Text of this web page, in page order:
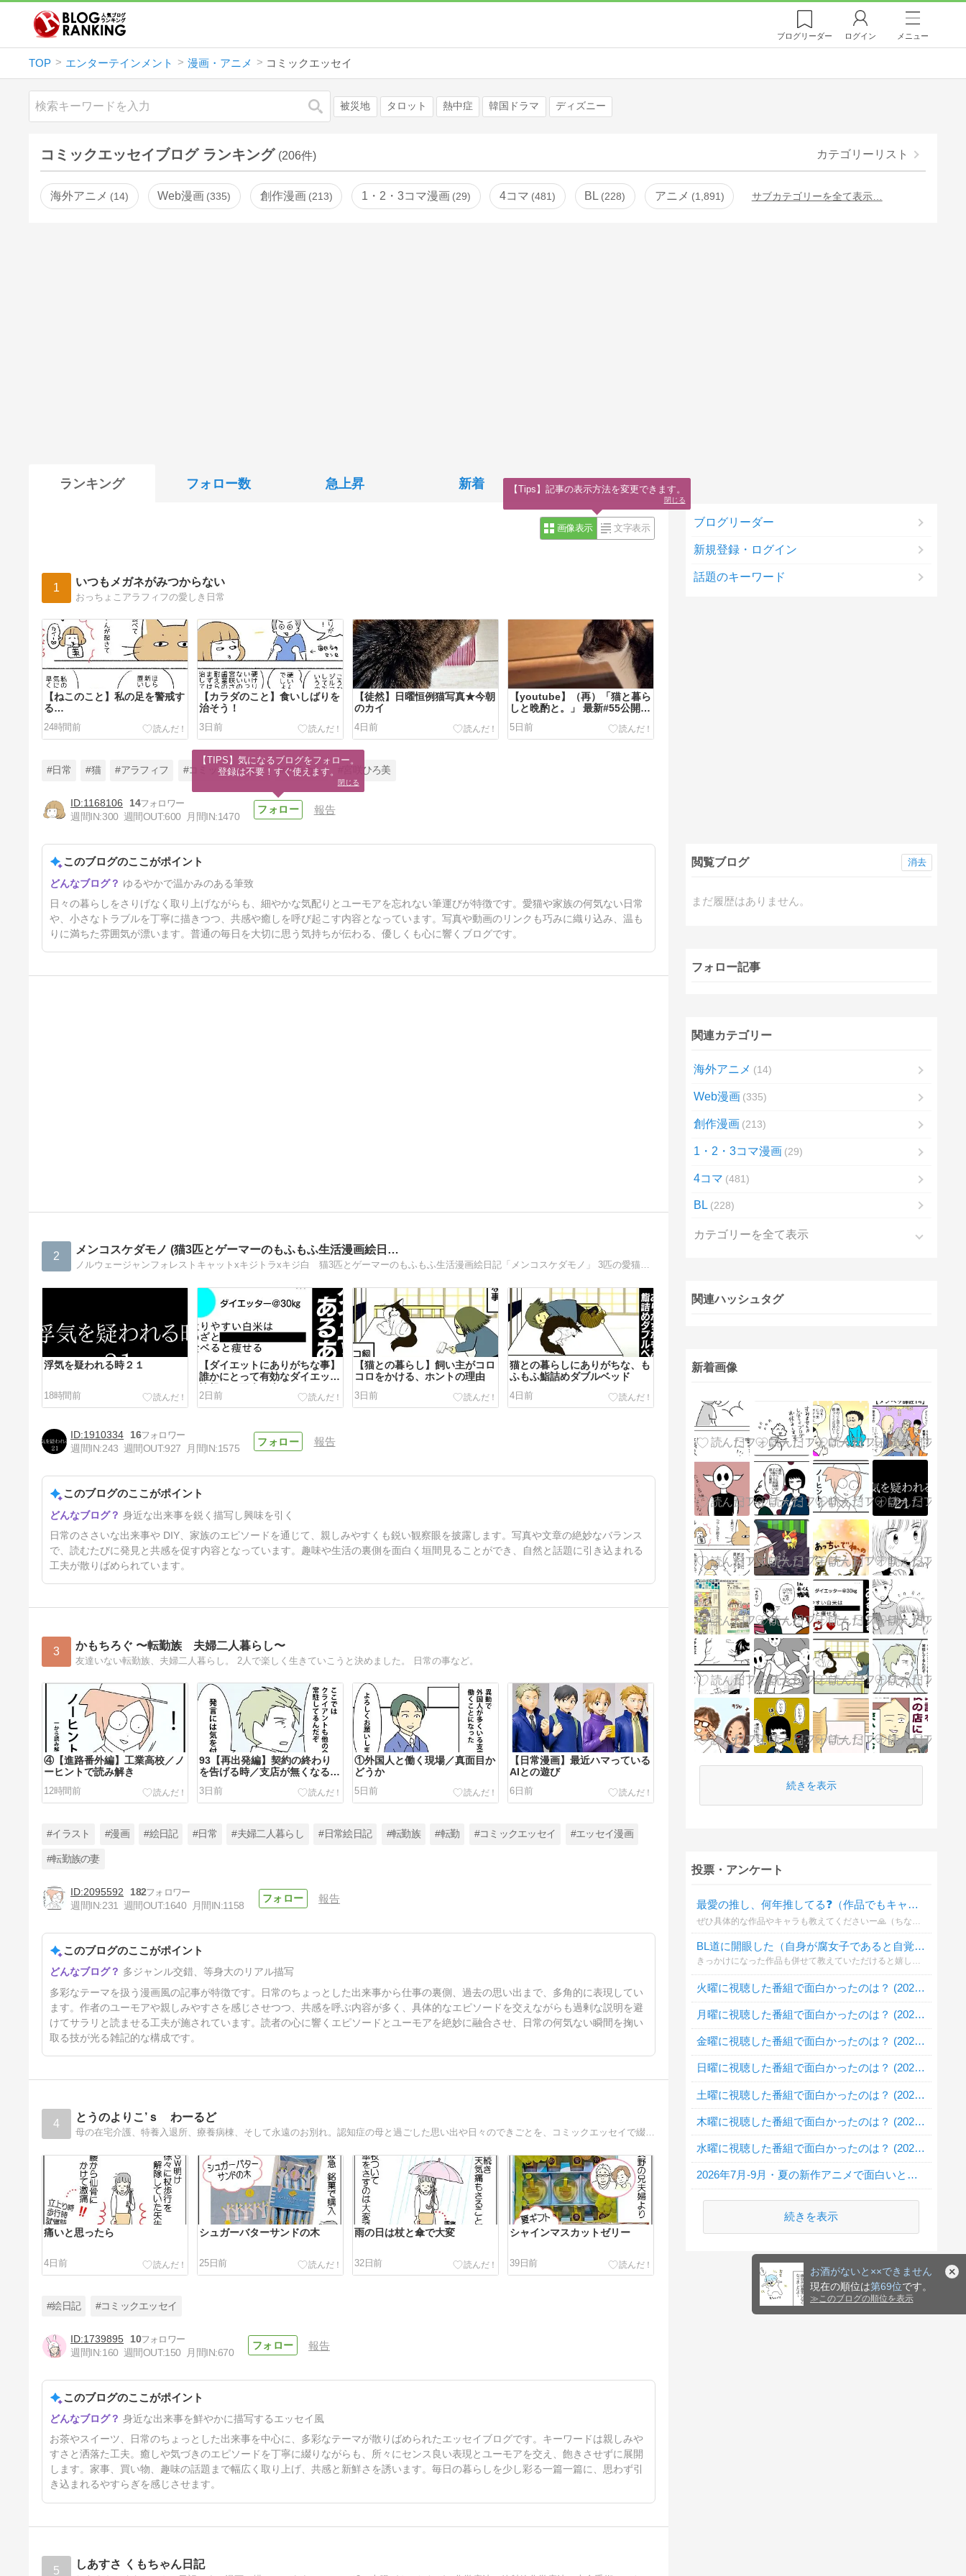
お酒がないと××できません
現在の順位は第69位です。
≫ このブログの順位を表示
ブログリーダー ログイン メニュー
TOP エンターテインメント 漫画・アニメ コミックエッセイ
検索 被災地 タロット 熱中症 韓国ドラマ ディズニー
コミックエッセイブログ ランキング (206件) カテゴリーリスト
海外アニメ 14 Web漫画 335 創作漫画 213 1・2・3コマ漫画 29 4コマ 481 BL 228 アニメ 1,891 サブカテゴリーを全て表示…
ランキング フォロー数 急上昇 新着
画像表示 文字表示
1 いつもメガネがみつからない
おっちょこアラフィフの愛しき日常
【ねこのこと】私の足を警戒す
る…
24時間前
【カラダのこと】食いしばりを
治そう！
3日前
【徒然】日曜恒例猫写真★今朝
のカイ
4日前
【youtube】（再）「猫と暮ら
しと晩酌と。」 最新#55公開し
ました
5日前
て欲しい
8日前
#日常 #猫 #アラフィフ #コミックエッセイ #アラカン #宮咲ひろ美
1168106
14
週間IN:300 週間OUT:600 月間IN:1470
報告
このブログのここがポイント
ゆるやかで温かみのある筆致
日々の暮らしをさりげなく取り上げながらも、細やかな気配りとユーモアを忘れない筆運びが特徴です。愛猫や家族の何気ない日常
や、小さなトラブルを丁寧に描きつつ、共感や癒しを呼び起こす内容となっています。写真や動画のリンクも巧みに織り込み、温も
りに満ちた雰囲気が漂います。普通の毎日を大切に思う気持ちが伝わる、優しくも心に響くブログです。
2 メンコスケダモノ (猫3匹とゲーマーのもふもふ生活漫画絵日…
ノルウェージャンフォレストキャットxキジトラxキジ白 猫3匹とゲーマーのもふもふ生活漫画絵日記「メンコスケダモノ」 3匹の愛猫との日常から、飼い主の思い出話まで。毎日更新中
浮気を疑われる時２１
18時間前
【ダイエットにありがちな事】
誰かにとって有効なダイエット
情報が、万人に当てはまるとは
限らない
2日前
【猫との暮らし】飼い主がコロ
コロをかける、ホントの理由
3日前
猫との暮らしにありがちな、も
ふもふ鮨詰めダブルベッド
4日前
浮気を疑われる時２０
5日前
1910334
16
週間IN:243 週間OUT:927 月間IN:1575
報告
このブログのここがポイント
身近な出来事を鋭く描写し興味を引く
日常のささいな出来事や DIY、家族のエピソードを通じて、親しみやすくも鋭い観察眼を披露します。写真や文章の絶妙なバランス
で、読むたびに発見と共感を促す内容となっています。趣味や生活の裏側を面白く垣間見ることができ、自然と話題に引き込まれる
工夫が散りばめられています。
3 かもちろぐ 〜転勤族 夫婦二人暮らし〜
友達いない転勤族、夫婦二人暮らし。 2人で楽しく生きていこうと決めました。 日常の事など。
④【進路番外編】工業高校／ノ
ーヒントで読み解き
12時間前
93【再出発編】契約の終わり
を告げる時／支店が無くなる時
3日前
①外国人と働く現場／真面目か
どうか
5日前
【日常漫画】最近ハマっている
AIとの遊び
6日前
③【進路番外編】工業高校／実
習スピードが爆速
#イラスト #漫画 #絵日記 #日常 #夫婦二人暮らし #日常絵日記 #転勤族 #転勤 #コミックエッセイ #エッセイ漫画
#転勤族の妻
2095592
182
週間IN:231 週間OUT:1640 月間IN:1158
報告
このブログのここがポイント
多ジャンル交錯、等身大のリアル描写
多彩なテーマを扱う漫画風の記事が特徴です。日常のちょっとした出来事から仕事の裏側、過去の思い出まで、多角的に表現してい
ます。作者のユーモアや親しみやすさを感じさせつつ、共感を呼ぶ内容が多く、具体的なエピソードを交えながらも過剰な説明を避
けてサラリと読ませる工夫が施されています。読者の心に響くエピソードとユーモアを絶妙に融合させ、日常の何気ない瞬間を掬い
取る技が光る雑記的な構成です。
4 とうのよりこ’ｓ わーるど
母の在宅介護、特養入退所、療養病棟、そして永遠のお別れ。認知症の母と過ごした思い出や日々のできごとを、コミックエッセイで綴っています。ふなっしー、目黒蓮ファン。
痛いと思ったら
4日前
シュガーバターサンドの木
25日前
雨の日は杖と傘で大変
32日前
シャインマスカットゼリー
39日前
53日前
#絵日記 #コミックエッセイ
1739895
10
週間IN:160 週間OUT:150 月間IN:670
報告
このブログのここがポイント
身近な出来事を鮮やかに描写するエッセイ風
お茶やスイーツ、日常のちょっとした出来事を中心に、多彩なテーマが散りばめられたエッセイブログです。キーワードは親しみや
すさと洒落た工夫。癒しや気づきのエピソードを丁寧に綴りながらも、所々にセンス良い表現とユーモアを交え、飽きさせずに展開
します。家事、買い物、趣味の話題まで幅広く取り上げ、共感と新鮮さを誘います。毎日の暮らしを少し彩る一篇一篇に、思わず引
き込まれるやすらぎを感じさせます。
5 しあすさ くもちゃん日記
ブログリーダー
新規登録・ログイン
話題のキーワード
閲覧ブログ
まだ履歴はありません。
消去
フォロー記事
関連カテゴリー
海外アニメ 14
Web漫画 335
創作漫画 213
1・2・3コマ漫画 29
4コマ 481
BL 228
カテゴリーを全て表示
関連ハッシュタグ
新着画像
続きを表示
投票・アンケート
最愛の推し、何年推してる❓（作品でもキャラでも🙆‍♀️）
BL道に開眼した（自身が腐女子であると自覚した）のはいつ⁉️
火曜に視聴した番組で面白かったのは？ (2026・夏)
月曜に視聴した番組で面白かったのは？ (2026・夏)
金曜に視聴した番組で面白かったのは？ (2026・夏)
日曜に視聴した番組で面白かったのは？ (2026・夏)
土曜に視聴した番組で面白かったのは？ (2026・夏)
木曜に視聴した番組で面白かったのは？ (2026・夏)
水曜に視聴した番組で面白かったのは？ (2026・夏)
2026年7月-9月・夏の新作アニメで面白いと思うのは？
続きを表示
【TIPS】気になるブログをフォロー。
登録は不要！すぐ使えます。
閉じる
【Tips】記事の表示方法を変更できます。
閉じる